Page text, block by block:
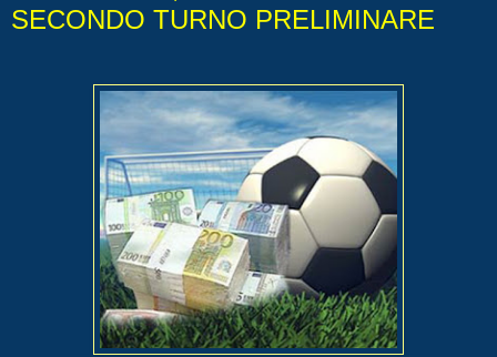
SECONDO TURNO PRELIMINARE